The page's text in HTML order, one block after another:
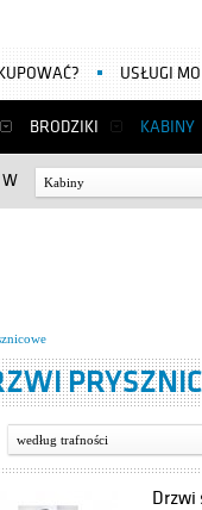
BRODZIKI KABINY
USŁUGI
W Kabiny
według trafności
Drzwi